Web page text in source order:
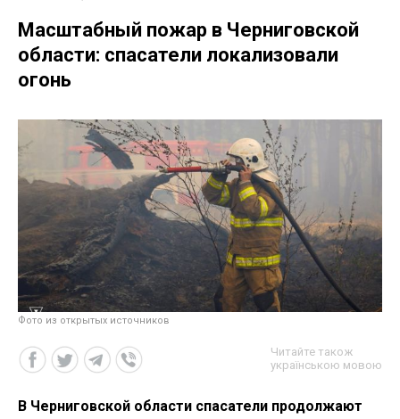
Масштабный пожар в Черниговской
области: спасатели локализовали
огонь
Фото из открытых источников
Читайте також
українською мовою
В Черниговской области спасатели продолжают